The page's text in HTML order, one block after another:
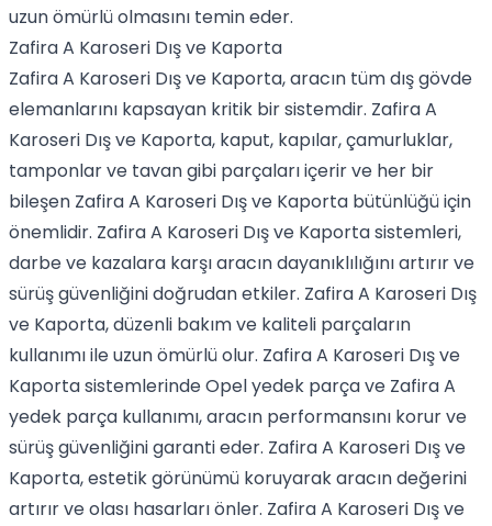
uzun ömürlü olmasını temin eder.
Zafira A Karoseri Dış ve Kaporta
Zafira A Karoseri Dış ve Kaporta, aracın tüm dış gövde
elemanlarını kapsayan kritik bir sistemdir. Zafira A
Karoseri Dış ve Kaporta, kaput, kapılar, çamurluklar,
tamponlar ve tavan gibi parçaları içerir ve her bir
bileşen Zafira A Karoseri Dış ve Kaporta bütünlüğü için
önemlidir. Zafira A Karoseri Dış ve Kaporta sistemleri,
darbe ve kazalara karşı aracın dayanıklılığını artırır ve
sürüş güvenliğini doğrudan etkiler. Zafira A Karoseri Dış
ve Kaporta, düzenli bakım ve kaliteli parçaların
kullanımı ile uzun ömürlü olur. Zafira A Karoseri Dış ve
Kaporta sistemlerinde Opel yedek parça ve Zafira A
yedek parça kullanımı, aracın performansını korur ve
sürüş güvenliğini garanti eder. Zafira A Karoseri Dış ve
Kaporta, estetik görünümü koruyarak aracın değerini
artırır ve olası hasarları önler. Zafira A Karoseri Dış ve